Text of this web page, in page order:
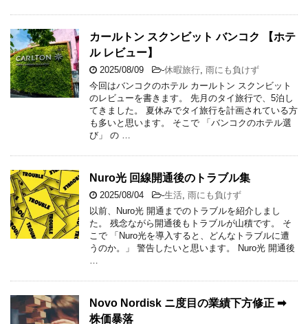
カールトン スクンビット バンコク 【ホテ
ル レビュー】
2025/08/09 -休暇旅行 雨にも負けず
今回はバンコクのホテル カールトン スクンビット
のレビューを書きます。 先月のタイ旅行で、5泊し
てきました。 夏休みでタイ旅行を計画されている方
も多いと思います。 そこで 「バンコクのホテル選
び」 の …
Nuro光 回線開通後のトラブル集
2025/08/04 -生活 雨にも負けず
以前、Nuro光 開通までのトラブルを紹介しまし
た。 残念ながら開通後もトラブルが山積です。 そ
こで 「Nuro光を導入すると、どんなトラブルに遭
うのか。」 警告したいと思います。 Nuro光 開通後
Novo Nordisk ニ度目の業績下方修正 ➡
株価暴落